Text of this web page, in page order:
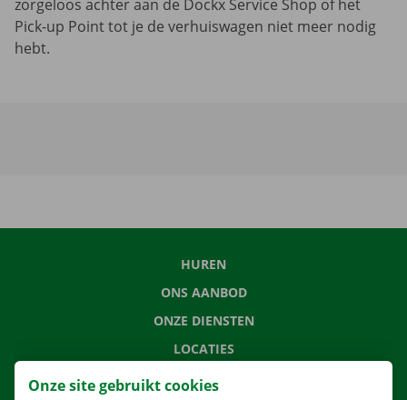
zorgeloos achter aan de Dockx Service Shop of het
Pick-up Point tot je de verhuiswagen niet meer nodig
hebt.
HUREN
ONS AANBOD
ONZE DIENSTEN
LOCATIES
APP
Onze site gebruikt cookies